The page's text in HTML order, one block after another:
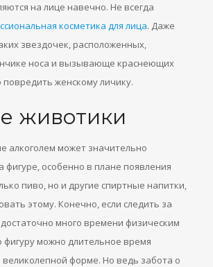
на лице навечно. Не всегда
косметика для лица. Даже
звездочек, расположенных,
носа и вызывающе краснеющих
женскому личику.
животики
алкоголем может значительно
фигуре, особенно в плане появления
пиво, но и другие спиртные напитки,
этому. Конечно, если следить за
много времени физическим
фигуру можно длительное время
форме. Но ведь забота о